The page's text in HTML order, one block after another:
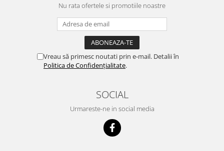
Nu rata ofertele si promotiile noastre
Vreau să primesc noutati prin e-mail. Detalii în
Politica de Confidențialitate.
SOCIAL
Urmareste-ne in social media